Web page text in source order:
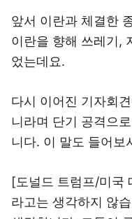
앞서 이란과 체결한
이란을 향해 쓰레기,
었는데요.
다시 이어진 기자회
니라며 단기 공격으
니다. 이 말도 들어보
[도널드 트럼프/미국
라고는 생각하지 않